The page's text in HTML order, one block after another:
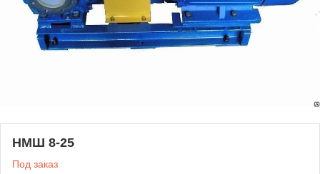
НМШ 8-25
Под заказ